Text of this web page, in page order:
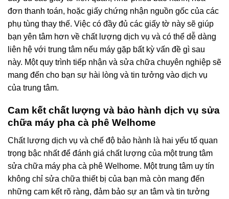
đơn thanh toán, hoặc giấy chứng nhận nguồn gốc của các
phụ tùng thay thế. Việc có đầy đủ các giấy tờ này sẽ giúp
bạn yên tâm hơn về chất lượng dịch vụ và có thể dễ dàng
liên hệ với trung tâm nếu máy gặp bất kỳ vấn đề gì sau
này. Một quy trình tiếp nhận và sửa chữa chuyên nghiệp sẽ
mang đến cho bạn sự hài lòng và tin tưởng vào dịch vụ
của trung tâm.
Cam kết chất lượng và bảo hành dịch vụ sửa
chữa máy pha cà phê Welhome
Chất lượng dịch vụ và chế độ bảo hành là hai yếu tố quan
trọng bậc nhất để đánh giá chất lượng của một trung tâm
sửa chữa máy pha cà phê Welhome. Một trung tâm uy tín
không chỉ sửa chữa thiết bị của bạn mà còn mang đến
những cam kết rõ ràng, đảm bảo sự an tâm và tin tưởng